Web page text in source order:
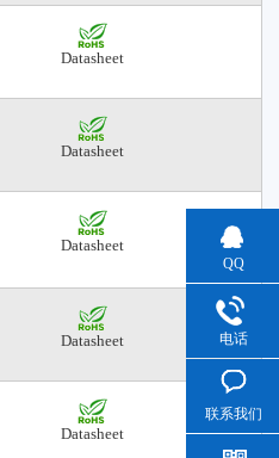
Datasheet
Datasheet
Datasheet
Datasheet
Datasheet
QQ
电话
联系我们